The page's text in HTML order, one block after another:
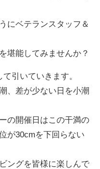
にベテランスタッフ＆
堪能してみませんか？
引いていきます。
、差が少ない日を小潮
の開催日はこの干満の
が30cmを下回らない
ングを皆様に楽しんで